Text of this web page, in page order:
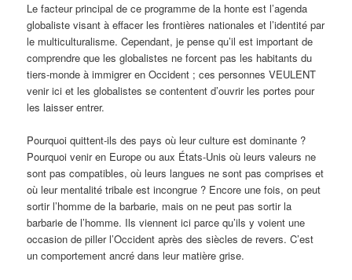
Le facteur principal de ce programme de la honte est l’agenda
globaliste visant à effacer les frontières nationales et l’identité par
le multiculturalisme. Cependant, je pense qu’il est important de
comprendre que les globalistes ne forcent pas les habitants du
tiers-monde à immigrer en Occident ; ces personnes VEULENT
venir ici et les globalistes se contentent d’ouvrir les portes pour
les laisser entrer.
Pourquoi quittent-ils des pays où leur culture est dominante ?
Pourquoi venir en Europe ou aux États-Unis où leurs valeurs ne
sont pas compatibles, où leurs langues ne sont pas comprises et
où leur mentalité tribale est incongrue ? Encore une fois, on peut
sortir l’homme de la barbarie, mais on ne peut pas sortir la
barbarie de l’homme. Ils viennent ici parce qu’ils y voient une
occasion de piller l’Occident après des siècles de revers. C’est
un comportement ancré dans leur matière grise.